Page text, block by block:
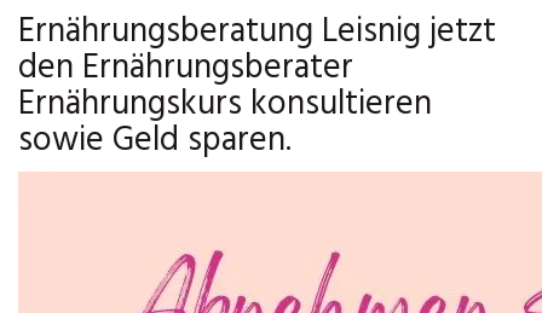
Ernährungsberatung Leisnig jetzt
den Ernährungsberater
Ernährungskurs konsultieren
sowie Geld sparen.